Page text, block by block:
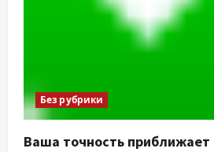
Без рубрики
Ваша точность приближает